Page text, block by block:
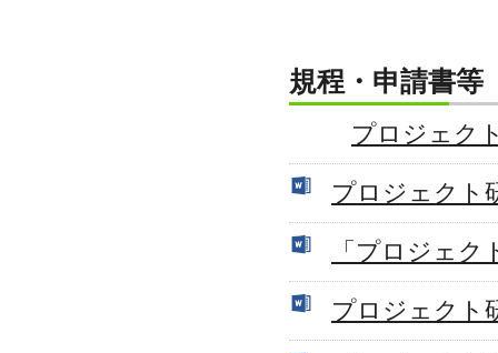
規程・申請書等
プロジェク
プロジェクト
「プロジェク
プロジェクト